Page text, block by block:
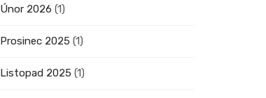
Únor 2026 (1)
Prosinec 2025 (1)
Listopad 2025 (1)